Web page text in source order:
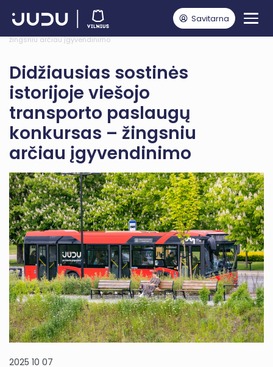
Savitarna
Pagrindinis Naujienos
Viešasis transportas
Didžiausias sostinės istorijoje viešojo transporto paslaugų konkursas –
žingsniu arčiau įgyvendinimo
Didžiausias sostinės
istorijoje viešojo
transporto paslaugų
konkursas – žingsniu
arčiau įgyvendinimo
2025 10 07